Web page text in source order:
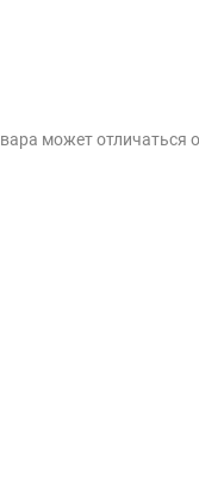
может отличаться